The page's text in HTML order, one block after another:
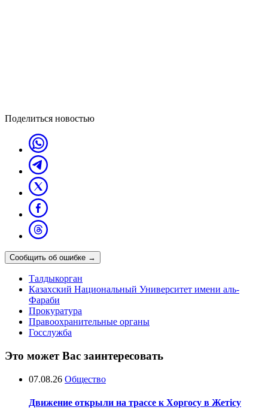
Поделиться новостью
Сообщить об ошибке →
Талдыкорган
Казахский Национальный Университет имени аль-
Фараби
Прокуратура
Правоохранительные органы
Госслужба
Это может Вас заинтересовать
07.08.26 Общество
Движение открыли на трассе к Хоргосу в Жетісу